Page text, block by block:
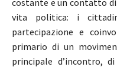
costante e un contatto
vita politica: i
partecipazione e
primario di un
principale d’incontro,